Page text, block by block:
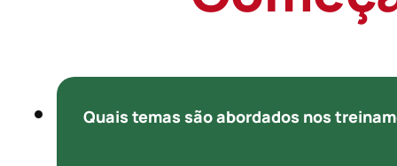
Quais temas são abordados nos